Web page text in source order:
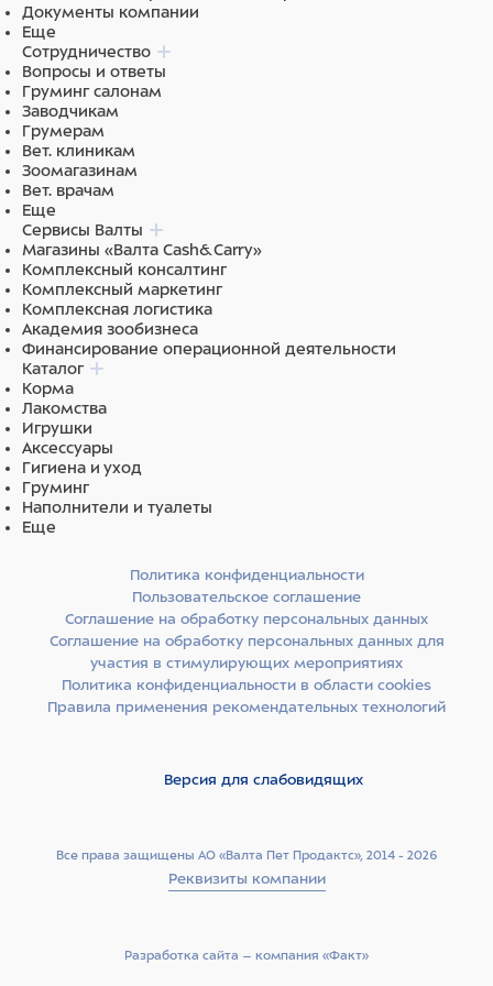
Документы компании
Еще
Сотрудничество
Вопросы и ответы
Груминг салонам
Заводчикам
Грумерам
Вет. клиникам
Зоомагазинам
Вет. врачам
Еще
Сервисы Валты
Магазины «Валта Cash&Carry»
Комплексный консалтинг
Комплексный маркетинг
Комплексная логистика
Академия зообизнеса
Финансирование операционной деятельности
Каталог
Корма
Лакомства
Игрушки
Аксессуары
Гигиена и уход
Груминг
Наполнители и туалеты
Еще
Все права защищены АО «Валта Пет Продактс», 2014 - 2026
Реквизиты компании
Политика конфиденциальности
Пользовательское соглашение
Соглашение на обработку персональных данных
Соглашение на обработку персональных данных для
участия в стимулирующих мероприятиях
Политика конфиденциальности в области cookies
Правила применения рекомендательных технологий
Версия для слабовидящих
Разработка сайта –­ компания «Факт»